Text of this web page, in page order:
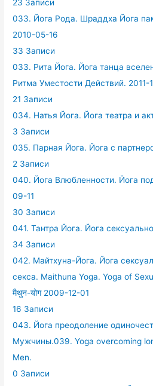
23 Записи
033. Йога Рода. Шраддха Йога
2010-05-16
33 Записи
033. Рита Йога. Йога танца
Ритма Уместости Действий. 2011-
21 Записи
034. Натья Йога. Йога театра и
3 Записи
035. Парная Йога. Йога с
2 Записи
040. Йога Влюбленности. Йога
09-11
30 Записи
041. Тантра Йога. Йога
34 Записи
042. Майтхуна-Йога. Йога
секса. Maithuna Yoga. Yoga of
मैथुन-योग 2009-12-01
16 Записи
043. Йога преодоление
Мужчины.039. Yoga overcoming
Men.
0 Записи